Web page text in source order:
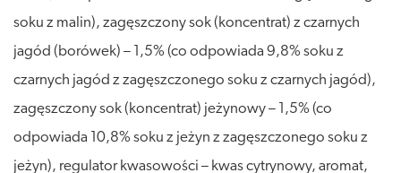
soku z malin), zagęszczony sok (koncentrat) z czarnych
jagód (borówek) – 1,5% (co odpowiada 9,8% soku z
czarnych jagód z zagęszczonego soku z czarnych jagód),
zagęszczony sok (koncentrat) jeżynowy – 1,5% (co
odpowiada 10,8% soku z jeżyn z zagęszczonego soku z
jeżyn), regulator kwasowości – kwas cytrynowy, aromat,